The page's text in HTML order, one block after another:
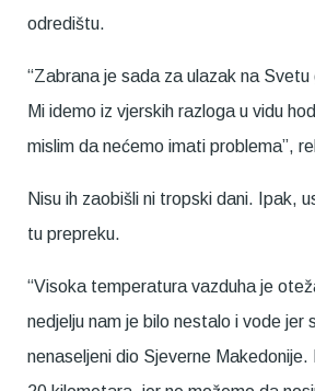
odredištu.
“Zabrana je sada za ulazak na
Mi idemo iz vjerskih razloga u vidu
mislim da nećemo imati problema”,
Nisu ih zaobišli ni tropski dani. Ipak,
tu prepreku.
“Visoka temperatura vazduha je
nedjelju nam je bilo nestalo i vode jer
nenaseljeni dio Sjeverne